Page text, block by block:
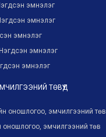
эмнэлэг
эмнэлэг
эмнэлэг
эмнэлэг
эмнэлэг
ТӨВҮҮД
оношлогоо, эмчилгээний төв
оношлогоо, эмчилгээний төв